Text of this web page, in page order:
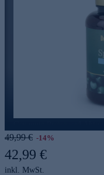
49,99 € -14%
42,99 €
inkl. MwSt.